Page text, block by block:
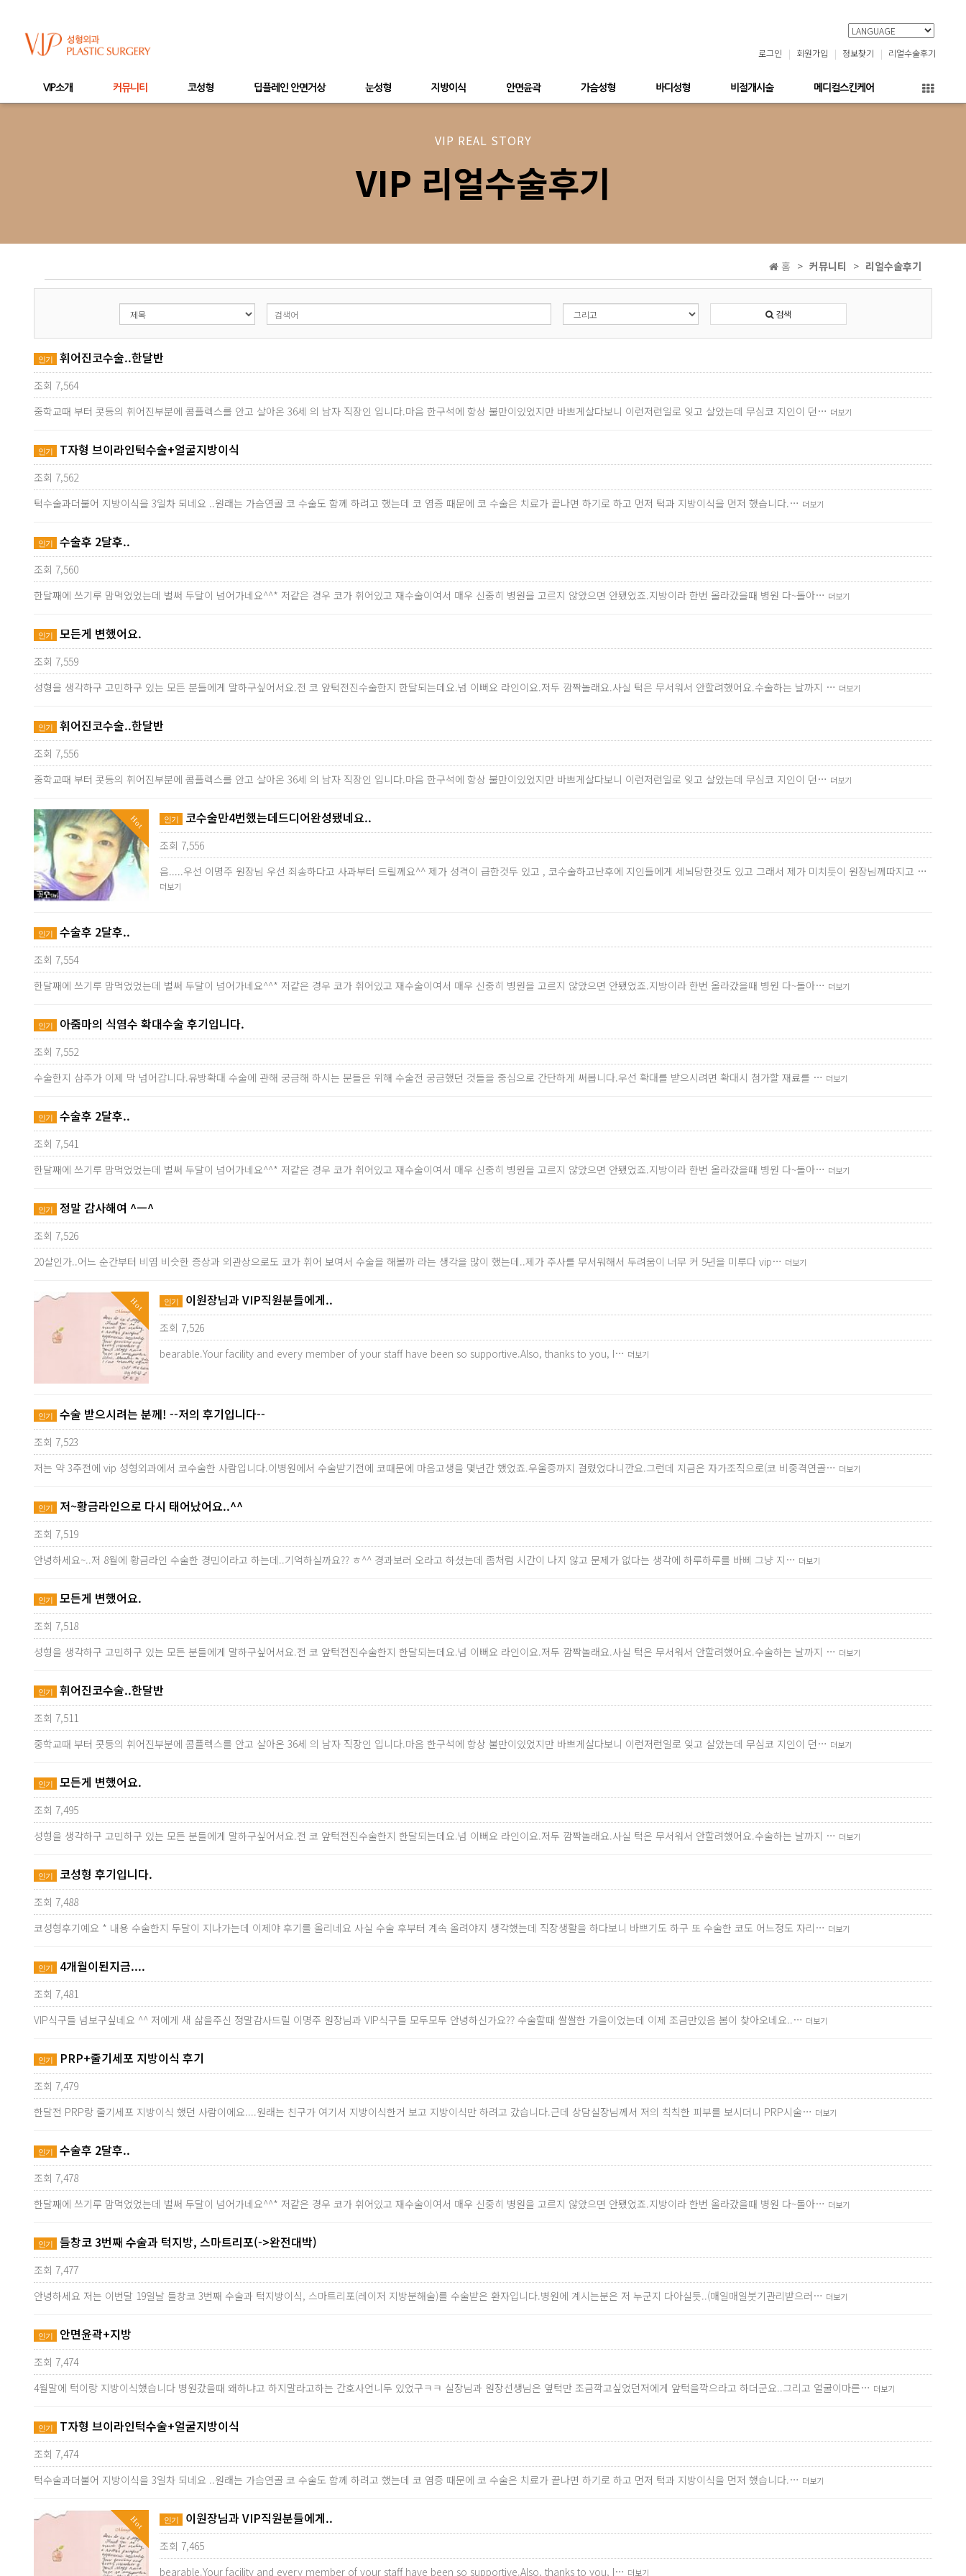
로그인 회원가입 정보찾기 리얼수술후기
VIP소개 커뮤니티 코성형 딥플레인 안면거상 눈성형 지방이식 안면윤곽 가슴성형 바디성형 비절개시술 메디컬스킨케어
VIP REAL STORY
VIP 리얼수술후기
홈 커뮤니티 리얼수술후기
검색
인기 휘어진코수술..한달반
조회 7,564
중학교때 부터 콧등의 휘어진부분에 콤플렉스를 안고 살아온 36세 의 남자 직장인 입니다.마음 한구석에 항상 불만이있었지만 바쁘게살다보니 이런저런일로 잊고 살았는데 무심코 지인이 던… 더보기
인기 T자형 브이라인턱수술+얼굴지방이식
조회 7,562
턱수술과더불어 지방이식을 3일차 되네요 ..원래는 가슴연골 코 수술도 함께 하려고 했는데 코 염증 때문에 코 수술은 치료가 끝나면 하기로 하고 먼저 턱과 지방이식을 먼저 했습니다.… 더보기
인기 수술후 2달후..
조회 7,560
한달째에 쓰기루 맘먹었었는데 벌써 두달이 넘어가네요^^* 저같은 경우 코가 휘어있고 재수술이여서 매우 신중히 병원을 고르지 않았으면 안됐었죠.지방이라 한번 올라갔을때 병원 다~돌아… 더보기
인기 모든게 변했어요.
조회 7,559
성형을 생각하구 고민하구 있는 모든 분들에게 말하구싶어서요.전 코 앞턱전진수술한지 한달되는데요.넘 이뻐요 라인이요.저두 깜짝놀래요.사실 턱은 무서워서 안할려했어요.수술하는 날까지 … 더보기
인기 휘어진코수술..한달반
조회 7,556
중학교때 부터 콧등의 휘어진부분에 콤플렉스를 안고 살아온 36세 의 남자 직장인 입니다.마음 한구석에 항상 불만이있었지만 바쁘게살다보니 이런저런일로 잊고 살았는데 무심코 지인이 던… 더보기
Hot 인기 코수술만4번했는데드디어완성됐네요..
조회 7,556
음.....우선 이명주 원장님 우선 죄송하다고 사과부터 드릴께요^^ 제가 성격이 급한것두 있고 , 코수술하고난후에 지인들에게 세뇌당한것도 있고 그래서 제가 미치듯이 원장님께따지고 …
더보기
인기 수술후 2달후..
조회 7,554
한달째에 쓰기루 맘먹었었는데 벌써 두달이 넘어가네요^^* 저같은 경우 코가 휘어있고 재수술이여서 매우 신중히 병원을 고르지 않았으면 안됐었죠.지방이라 한번 올라갔을때 병원 다~돌아… 더보기
인기 아줌마의 식염수 확대수술 후기입니다.
조회 7,552
수술한지 삼주가 이제 막 넘어갑니다.유방확대 수술에 관해 궁금해 하시는 분들은 위해 수술전 궁금했던 것들을 중심으로 간단하게 써봅니다.우선 확대를 받으시려면 확대시 첨가할 재료를 … 더보기
인기 수술후 2달후..
조회 7,541
한달째에 쓰기루 맘먹었었는데 벌써 두달이 넘어가네요^^* 저같은 경우 코가 휘어있고 재수술이여서 매우 신중히 병원을 고르지 않았으면 안됐었죠.지방이라 한번 올라갔을때 병원 다~돌아… 더보기
인기 정말 감사해여 ^ㅡ^
조회 7,526
20살인가..어느 순간부터 비염 비슷한 증상과 외관상으로도 코가 휘어 보여서 수술을 해볼까 라는 생각을 많이 했는데..제가 주사를 무서워해서 두려움이 너무 커 5년을 미루다 vip… 더보기
Hot 인기 이원장님과 VIP직원분들에게..
조회 7,526
bearable.Your facility and every member of your staff have been so supportive.Also, thanks to you, I… 더보기
인기 수술 받으시려는 분께! --저의 후기입니다--
조회 7,523
저는 약 3주전에 vip 성형외과에서 코수술한 사람입니다.이병원에서 수술받기전에 코때문에 마음고생을 몇년간 했었죠.우울증까지 걸렸었다니깐요.그런데 지금은 자가조직으로(코 비중격연골… 더보기
인기 저~황금라인으로 다시 태어났어요..^^
조회 7,519
안녕하세요~..저 8월에 황금라인 수술한 경민이라고 하는데..기억하실까요?? ㅎ^^ 경과보러 오라고 하셨는데 좀처럼 시간이 나지 않고 문제가 없다는 생각에 하루하루를 바삐 그냥 지… 더보기
인기 모든게 변했어요.
조회 7,518
성형을 생각하구 고민하구 있는 모든 분들에게 말하구싶어서요.전 코 앞턱전진수술한지 한달되는데요.넘 이뻐요 라인이요.저두 깜짝놀래요.사실 턱은 무서워서 안할려했어요.수술하는 날까지 … 더보기
인기 휘어진코수술..한달반
조회 7,511
중학교때 부터 콧등의 휘어진부분에 콤플렉스를 안고 살아온 36세 의 남자 직장인 입니다.마음 한구석에 항상 불만이있었지만 바쁘게살다보니 이런저런일로 잊고 살았는데 무심코 지인이 던… 더보기
인기 모든게 변했어요.
조회 7,495
성형을 생각하구 고민하구 있는 모든 분들에게 말하구싶어서요.전 코 앞턱전진수술한지 한달되는데요.넘 이뻐요 라인이요.저두 깜짝놀래요.사실 턱은 무서워서 안할려했어요.수술하는 날까지 … 더보기
인기 코성형 후기입니다.
조회 7,488
코성형후기예요 * 내용 수술한지 두달이 지나가는데 이제야 후기를 올리네요 사실 수술 후부터 계속 올려야지 생각했는데 직장생활을 하다보니 바쁘기도 하구 또 수술한 코도 어느정도 자리… 더보기
인기 4개월이된지금....
조회 7,481
VIP식구들 넘보구싶네요 ^^ 저에게 새 삶을주신 정말감사드릴 이명주 원장님과 VIP식구들 모두모두 안녕하신가요?? 수술할때 쌀쌀한 가을이었는데 이제 조금만있음 봄이 찾아오네요..… 더보기
인기 PRP+줄기세포 지방이식 후기
조회 7,479
한달전 PRP랑 줄기세포 지방이식 했던 사람이에요....원래는 친구가 여기서 지방이식한거 보고 지방이식만 하려고 갔습니다.근데 상담실장님께서 저의 칙칙한 피부를 보시더니 PRP시술… 더보기
인기 수술후 2달후..
조회 7,478
한달째에 쓰기루 맘먹었었는데 벌써 두달이 넘어가네요^^* 저같은 경우 코가 휘어있고 재수술이여서 매우 신중히 병원을 고르지 않았으면 안됐었죠.지방이라 한번 올라갔을때 병원 다~돌아… 더보기
인기 들창코 3번째 수술과 턱지방, 스마트리포(->완전대박)
조회 7,477
안녕하세요 저는 이번달 19일날 들창코 3번째 수술과 턱지방이식, 스마트리포(레이저 지방분해술)를 수술받은 환자입니다.병원에 계시는분은 저 누군지 다아실듯..(매일매일붓기관리받으러… 더보기
인기 안면윤곽+지방
조회 7,474
4월말에 턱이랑 지방이식했습니다 병원갔을때 왜하냐고 하지말라고하는 간호사언니두 있었구ㅋㅋ 실장님과 원장선생님은 옆턱만 조금깍고싶었던저에게 앞턱을깍으라고 하더군요..그리고 얼굴이마른… 더보기
인기 T자형 브이라인턱수술+얼굴지방이식
조회 7,474
턱수술과더불어 지방이식을 3일차 되네요 ..원래는 가슴연골 코 수술도 함께 하려고 했는데 코 염증 때문에 코 수술은 치료가 끝나면 하기로 하고 먼저 턱과 지방이식을 먼저 했습니다.… 더보기
Hot 인기 이원장님과 VIP직원분들에게..
조회 7,465
bearable.Your facility and every member of your staff have been so supportive.Also, thanks to you, I… 더보기